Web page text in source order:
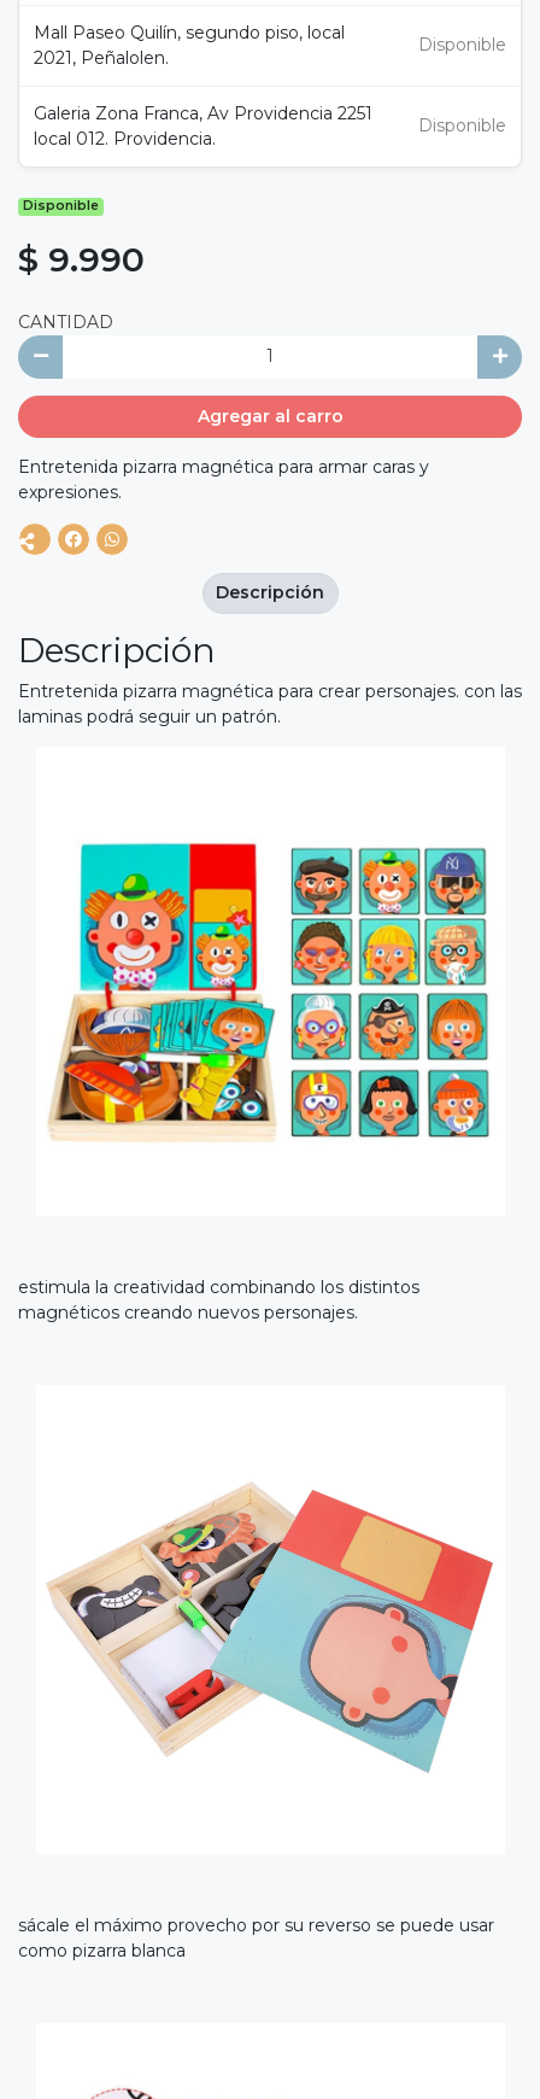
Mall Paseo Quilín, segundo piso, local
2021, Peñalolen.
Disponible
Galeria Zona Franca, Av Providencia 2251
local 012. Providencia.
Disponible
Disponible
$ 9.990
CANTIDAD
Agregar al carro
Entretenida pizarra magnética para armar caras y
expresiones.
Descripción
Entretenida pizarra magnética para crear personajes. con las
laminas podrá seguir un patrón.
estimula la creatividad combinando los distintos
magnéticos creando nuevos personajes.
sácale el máximo provecho por su reverso se puede usar
como pizarra blanca
Descripción